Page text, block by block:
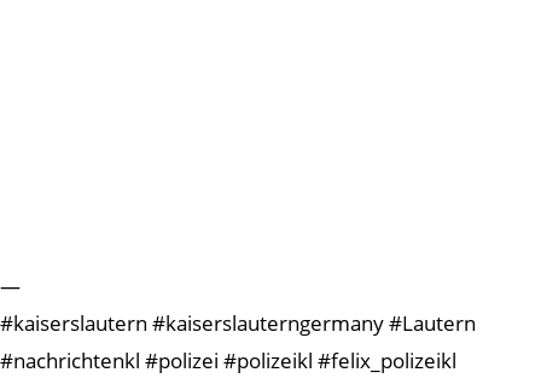
—
#kaiserslautern #kaiserslauterngermany #Lautern
#nachrichtenkl #polizei #polizeikl #felix_polizeikl